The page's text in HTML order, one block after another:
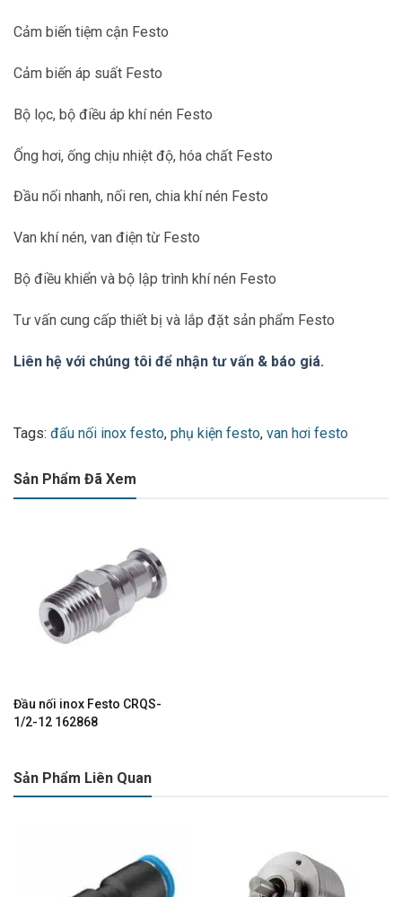
Cảm biến tiệm cận Festo
Cảm biến áp suất Festo
Bộ lọc, bộ điều áp khí nén Festo
Ống hơi, ống chịu nhiệt độ, hóa chất Festo
Đầu nối nhanh, nối ren, chia khí nén Festo
Van khí nén, van điện từ Festo
Bộ điều khiển và bộ lập trình khí nén Festo
Tư vấn cung cấp thiết bị và lắp đặt sản phẩm Festo
Liên hệ với chúng tôi để nhận tư vấn & báo giá.
Tags: đấu nối inox festo, phụ kiện festo, van hơi festo
Sản Phẩm Đã Xem
Đầu nối inox Festo CRQS-
1/2-12 162868
Sản Phẩm Liên Quan